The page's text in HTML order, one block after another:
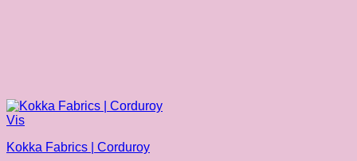
Vis
Kokka Fabrics | Corduroy